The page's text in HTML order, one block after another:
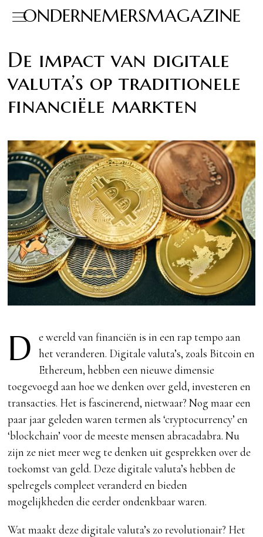
ONDERNEMERSMAGAZINE
De impact van digitale
valuta’s op traditionele
financiële markten
D
e wereld van financiën is in een rap tempo aan
het veranderen. Digitale valuta’s, zoals Bitcoin en
Ethereum, hebben een nieuwe dimensie
toegevoegd aan hoe we denken over geld, investeren en
transacties. Het is fascinerend, nietwaar? Nog maar een
paar jaar geleden waren termen als ‘cryptocurrency’ en
‘blockchain’ voor de meeste mensen abracadabra. Nu
zijn ze niet meer weg te denken uit gesprekken over de
toekomst van geld. Deze digitale valuta’s hebben de
spelregels compleet veranderd en bieden
mogelijkheden die eerder ondenkbaar waren.
Wat maakt deze digitale valuta’s zo revolutionair? Het